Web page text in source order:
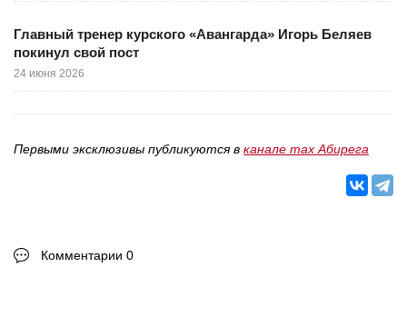
Главный тренер курского «Авангарда» Игорь Беляев
покинул свой пост
24 июня 2026
Первыми эксклюзивы публикуются в канале max Абирега
Комментарии 0